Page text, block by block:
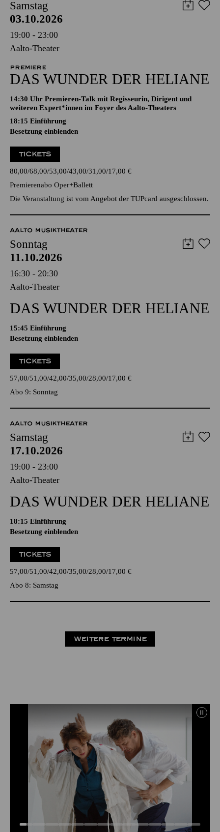
Samstag
03.10.2026
19:00 - 23:00
Aalto-Theater
PREMIERE
DAS WUNDER DER HELIANE
14:30 Uhr Premieren-Talk mit Regisseurin, Dirigent und
weiteren Expert*innen im Foyer des Aalto-Theaters
18:15 Einführung
Besetzung einblenden
TICKETS
80,00 68,00 53,00 43,00 31,00 17,00 €
Premierenabo Oper+Ballett
Die Veranstaltung ist vom Angebot der TUPcard ausgeschlossen.
AALTO MUSIKTHEATER
Sonntag
11.10.2026
16:30 - 20:30
Aalto-Theater
DAS WUNDER DER HELIANE
15:45 Einführung
Besetzung einblenden
TICKETS
57,00 51,00 42,00 35,00 28,00 17,00 €
Abo 9: Sonntag
AALTO MUSIKTHEATER
Samstag
17.10.2026
19:00 - 23:00
Aalto-Theater
DAS WUNDER DER HELIANE
18:15 Einführung
Besetzung einblenden
TICKETS
57,00 51,00 42,00 35,00 28,00 17,00 €
Abo 8: Samstag
WEITERE TERMINE